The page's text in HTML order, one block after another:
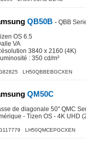
QB50B - QBB
OS 6.5
VA
3840 x 2160 (4K)
: 350 cd/m²
LH50QBBEBGCXEN
QM50C
de diagonale 50" QMC
- Tizen OS - 4K UHD
LH50QMCEPGCXEN